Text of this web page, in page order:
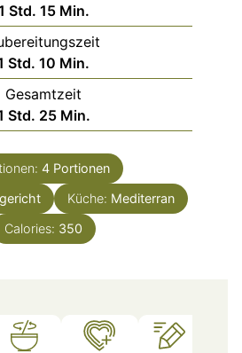
Stunde
Std. 15Minuten
Min.
Stunde
Std. 10 Minuten
Min.
Gesamtzeit
Stunde
Std. 25Minuten
Min.
4 Portionen
Küche: Mediterran
Calories: 350